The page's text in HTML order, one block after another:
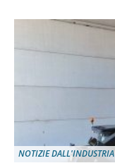
NOTIZIE DALL'INDUSTRIA